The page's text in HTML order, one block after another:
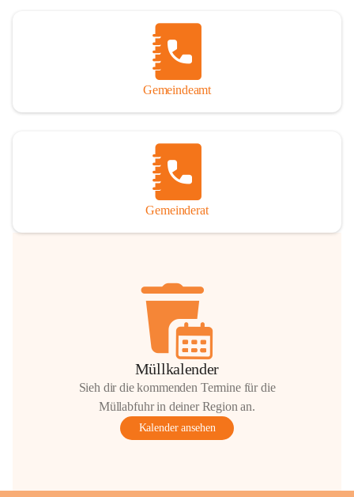
Gemeindeamt
Gemeinderat
Müllkalender
Sieh dir die kommenden Termine für die
Müllabfuhr in deiner Region an.
Kalender ansehen